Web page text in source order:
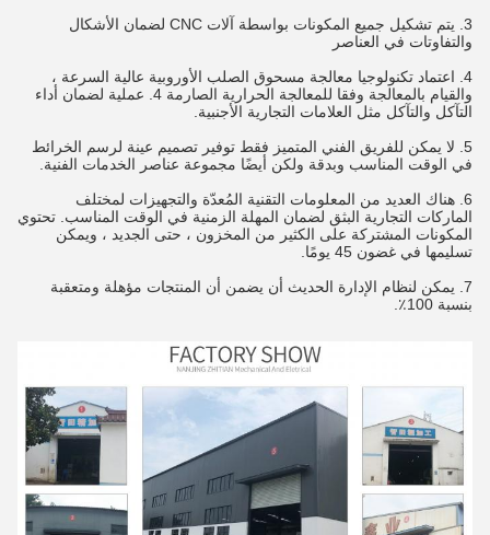
3. يتم تشكيل جميع المكونات بواسطة آلات CNC لضمان الأشكال
والتفاوتات في العناصر
4. اعتماد تكنولوجيا معالجة مسحوق الصلب الأوروبية عالية السرعة ،
والقيام بالمعالجة وفقا للمعالجة الحرارية الصارمة 4. عملية لضمان أداء
التآكل والتآكل مثل العلامات التجارية الأجنبية.
5. لا يمكن للفريق الفني المتميز فقط توفير تصميم عينة لرسم الخرائط
في الوقت المناسب وبدقة ولكن أيضًا مجموعة عناصر الخدمات الفنية.
6. هناك العديد من المعلومات التقنية المُعدّة والتجهيزات لمختلف
الماركات التجارية البثق لضمان المهلة الزمنية في الوقت المناسب. تحتوي
المكونات المشتركة على الكثير من المخزون ، حتى الجديد ، ويمكن
تسليمها في غضون 45 يومًا.
7. يمكن لنظام الإدارة الحديث أن يضمن أن المنتجات مؤهلة ومتعقبة
بنسبة 100٪.